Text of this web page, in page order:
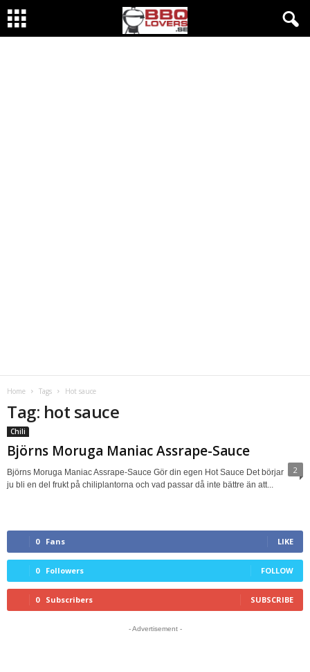
Home Tags Hot sauce
Tag: hot sauce
Chili
Björns Moruga Maniac Assrape-Sauce
2
Björns Moruga Maniac Assrape-Sauce Gör din egen Hot Sauce Det börjar
ju bli en del frukt på chiliplantorna och vad passar då inte bättre än att...
0 Fans LIKE
0 Followers FOLLOW
0 Subscribers SUBSCRIBE
- Advertisement -